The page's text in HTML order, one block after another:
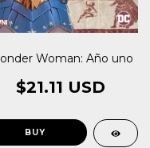
Woman: Año uno
$21.11 USD